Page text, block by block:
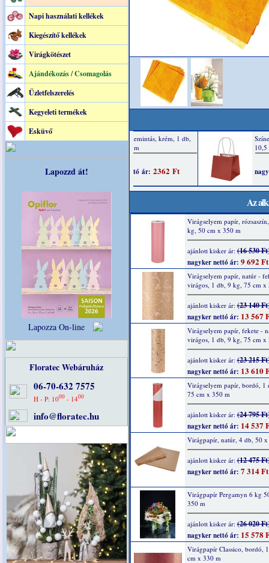
Napi használati kellékek
Kiegészítő kellékek
Virágkötészet
Ajándékozás / Csomagolás
Üzletfelszerelés
Kegyeleti termékek
Esküvő
Lapozzd át!
Lapozza On-line
Floratec Webáruház
06-70-632 7575
H - P: 1000 - 1400
info@floratec.hu
Az
Virágselyem papír,
kg, 50 cm x 350 m
ajánlott kisker ár:(16 530
nagyker nettó ár: 9 692 Ft
Virágselyem papír, natúr -
virágos, 1 db, 9 kg, 75 cm x
ajánlott kisker ár:(23 140
nagyker nettó ár: 13 567
Virágselyem papír, fekete -
virágos, 1 db, 9 kg, 75 cm x
ajánlott kisker ár:(23 215
nagyker nettó ár: 13 610
Virágselyem papír, bordó, 1
75 cm x 350 m
ajánlott kisker ár:(24 795
nagyker nettó ár: 14 537
Virágpapír, natúr, 4 db, 50 x
ajánlott kisker ár:(12 475
nagyker nettó ár: 7 314 Ft
Virágpapír Pergamyn 6 kg
350 m
ajánlott kisker ár:(26 020
nagyker nettó ár: 15 578
Virágpapír Classico, bordó,
cm x 330 m